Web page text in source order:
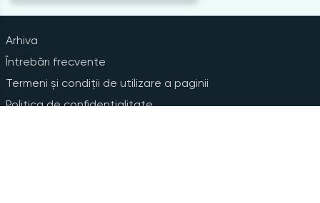
Arhiva
Întrebări frecvente
Termeni și condiții de utilizare a paginii
Politica de confidențialitate